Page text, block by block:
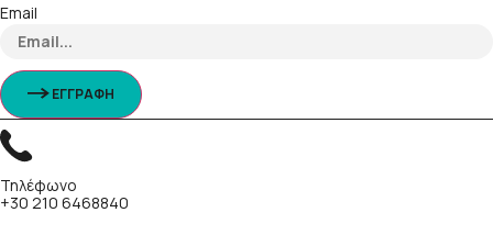
Email
ΕΓΓΡΑΦΗ
Τηλέφωνο
+30 210 6468840